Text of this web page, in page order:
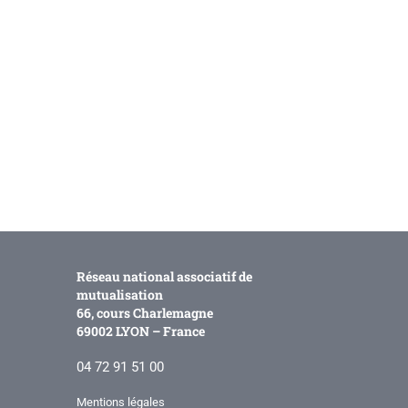
Réseau national associatif de
mutualisation
66, cours Charlemagne
69002 LYON – France
04 72 91 51 00
Mentions légales